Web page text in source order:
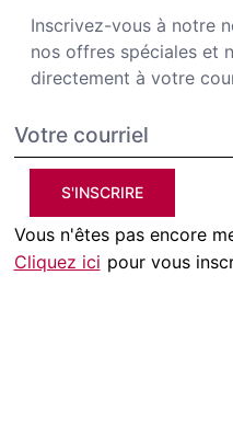
Inscrivez-vous à notre
nos offres spéciales et
directement à votre
S'INSCRIRE
Vous n'êtes pas encore
Cliquez ici pour vous